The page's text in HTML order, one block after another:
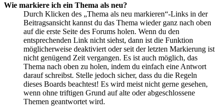
Wie markiere ich ein Thema als neu?
Durch Klicken des „Thema als neu markieren“-Links in der
Beitragsansicht kannst du das Thema wieder ganz nach oben
auf die erste Seite des Forums holen. Wenn du den
entsprechenden Link nicht siehst, dann ist die Funktion
möglicherweise deaktiviert oder seit der letzten Markierung ist
nicht genügend Zeit vergangen. Es ist auch möglich, das
Thema nach oben zu holen, indem du einfach eine Antwort
darauf schreibst. Stelle jedoch sicher, dass du die Regeln
dieses Boards beachtest! Es wird meist nicht gerne gesehen,
wenn ohne triftigen Grund auf alte oder abgeschlossene
Themen geantwortet wird.